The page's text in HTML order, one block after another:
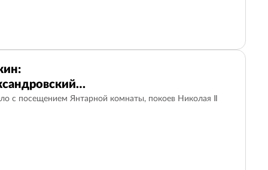
с посещением Янтарной комнаты, покоев Николая Ⅱ